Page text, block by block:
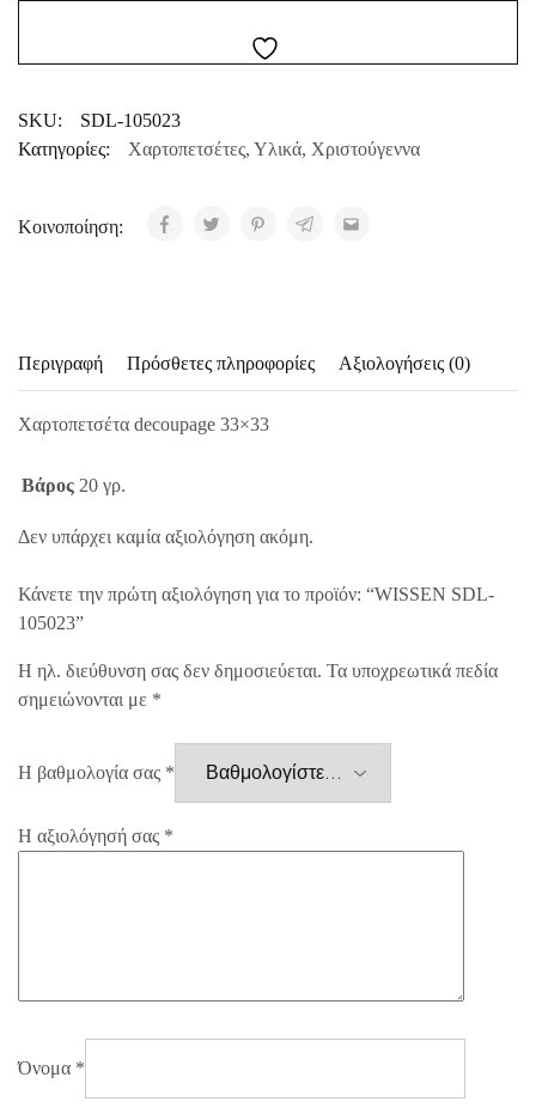
SKU:
SDL-105023
Κατηγορίες:
Χαρτοπετσέτες, Υλικά, Χριστούγεννα
Κοινοποίηση:
Περιγραφή Πρόσθετες πληροφορίες Αξιολογήσεις (0)
Χαρτοπετσέτα decoupage 33×33
Βάρος 20 γρ.
Δεν υπάρχει καμία αξιολόγηση ακόμη.
Κάνετε την πρώτη αξιολόγηση για το προϊόν: “WISSEN SDL-
105023”
Η ηλ. διεύθυνση σας δεν δημοσιεύεται. Τα υποχρεωτικά πεδία
σημειώνονται με *
Η βαθμολογία σας *
Η αξιολόγησή σας *
Όνομα *